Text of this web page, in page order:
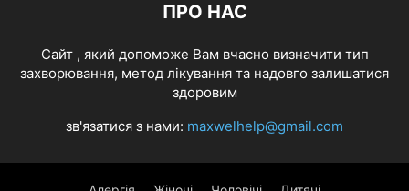
ПРО НАС
Cайт , який допоможе Вам вчасно визначити тип
захворювання, метод лікування та надовго залишатися
здоровим
зв'язатися з нами: maxwelhelp@gmail.com